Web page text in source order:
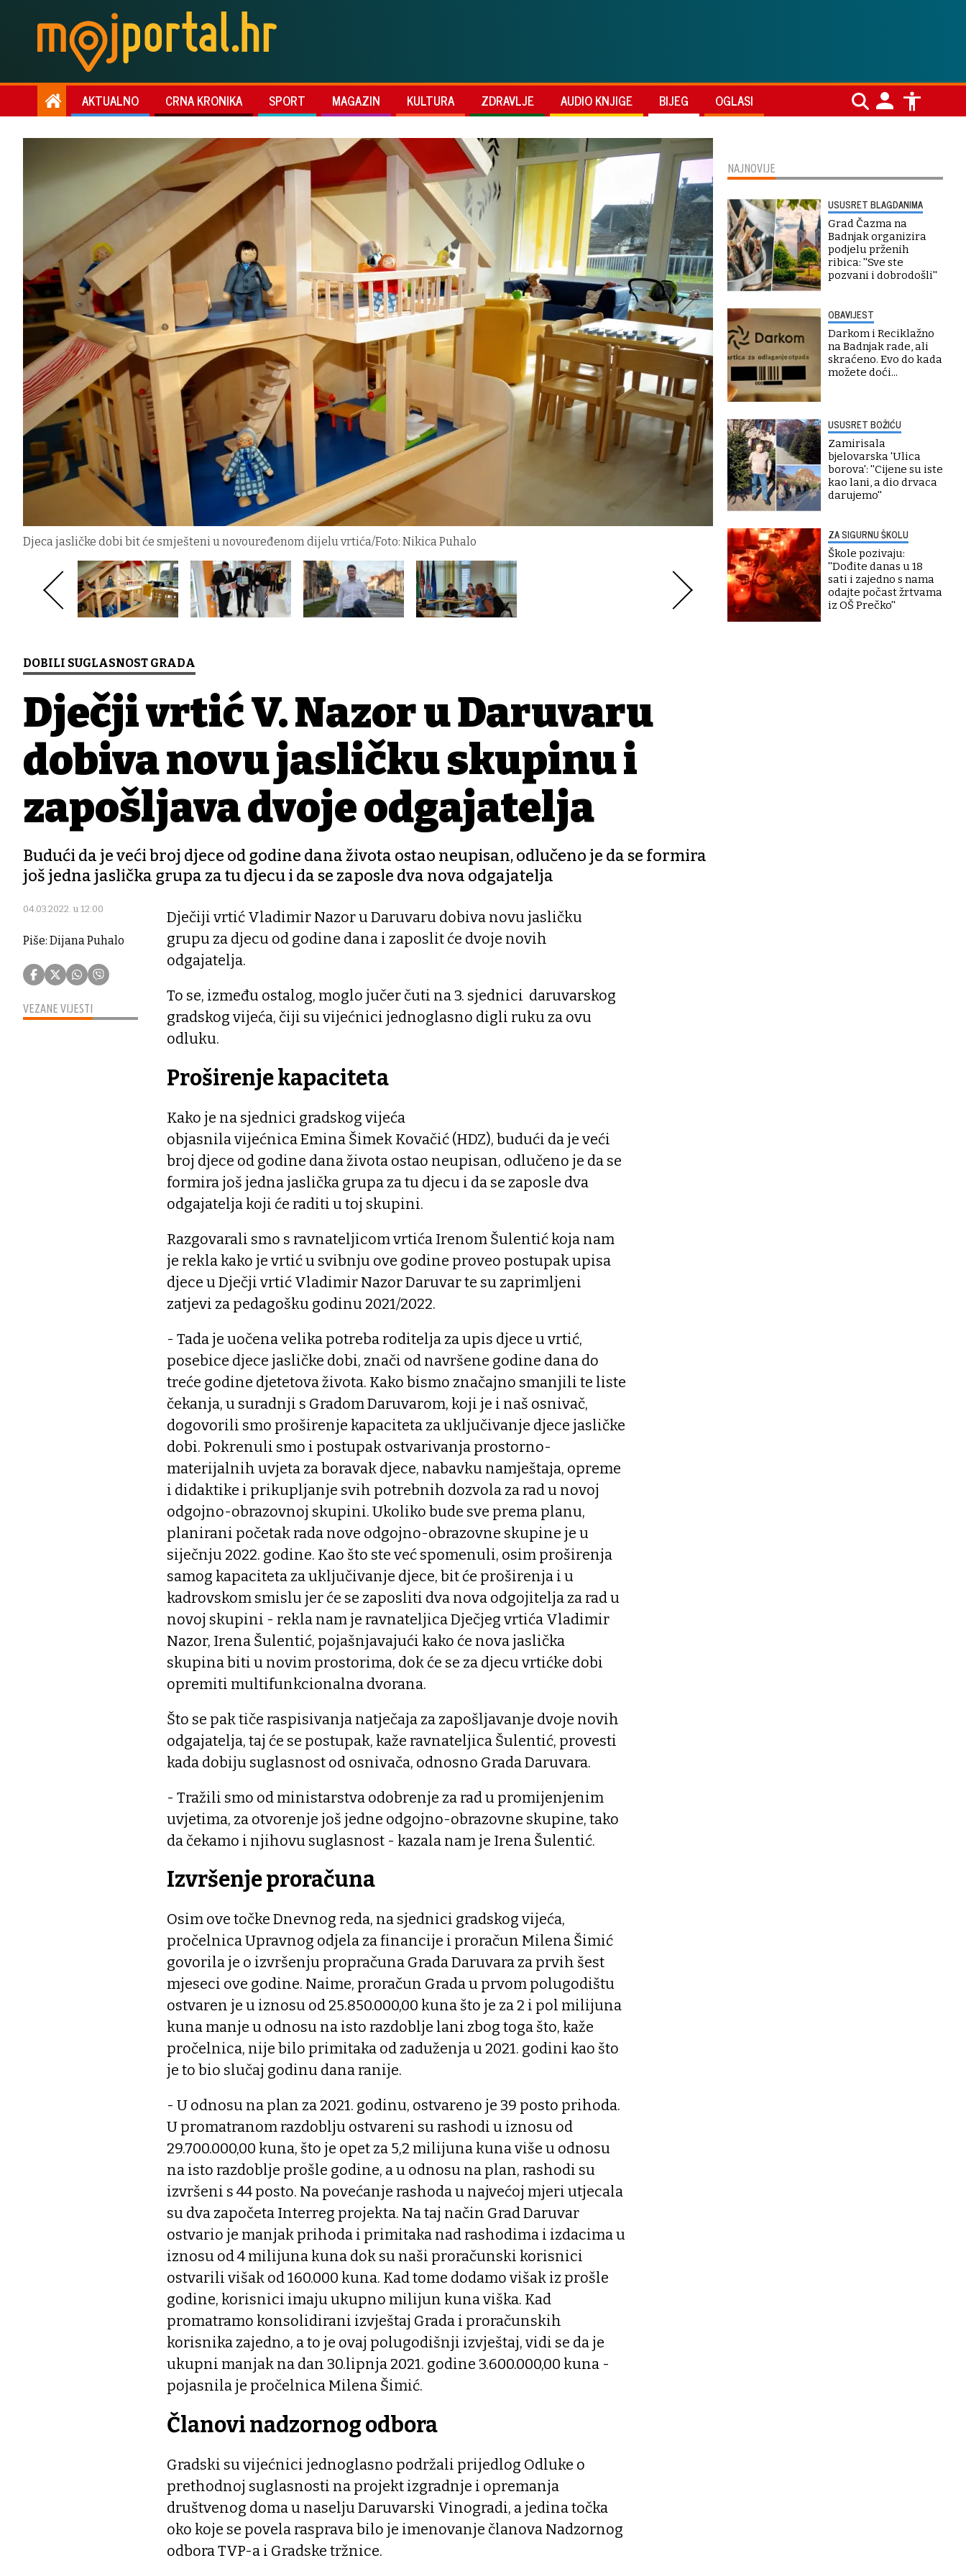
AKTUALNO CRNA KRONIKA SPORT MAGAZIN KULTURA ZDRAVLJE AUDIO KNJIGE BIJEG OGLASI
Djeca jasličke dobi bit će smješteni u novouređenom dijelu vrtića/Foto: Nikica Puhalo
DOBILI SUGLASNOST GRADA
Dječji vrtić V. Nazor u Daruvaru
dobiva novu jasličku skupinu i
zapošljava dvoje odgajatelja
Budući da je veći broj djece od godine dana života ostao neupisan, odlučeno je da se formira
još jedna jaslička grupa za tu djecu i da se zaposle dva nova odgajatelja
04.03.2022. u 12:00
Piše: Dijana Puhalo
VEZANE VIJESTI
Dječiji vrtić Vladimir Nazor u Daruvaru dobiva novu jasličku
grupu za djecu od godine dana i zaposlit će dvoje novih
odgajatelja.
To se, između ostalog, moglo jučer čuti na 3. sjednici daruvarskog
gradskog vijeća, čiji su vijećnici jednoglasno digli ruku za ovu
odluku.
Proširenje kapaciteta
Kako je na sjednici gradskog vijeća
objasnila vijećnica Emina Šimek Kovačić (HDZ), budući da je veći
broj djece od godine dana života ostao neupisan, odlučeno je da se
formira još jedna jaslička grupa za tu djecu i da se zaposle dva
odgajatelja koji će raditi u toj skupini.
Razgovarali smo s ravnateljicom vrtića Irenom Šulentić koja nam
je rekla kako je vrtić u svibnju ove godine proveo postupak upisa
djece u Dječji vrtić Vladimir Nazor Daruvar te su zaprimljeni
zatjevi za pedagošku godinu 2021/2022.
- Tada je uočena velika potreba roditelja za upis djece u vrtić,
posebice djece jasličke dobi, znači od navršene godine dana do
treće godine djetetova života. Kako bismo značajno smanjili te liste
čekanja, u suradnji s Gradom Daruvarom, koji je i naš osnivač,
dogovorili smo proširenje kapaciteta za uključivanje djece jasličke
dobi. Pokrenuli smo i postupak ostvarivanja prostorno-
materijalnih uvjeta za boravak djece, nabavku namještaja, opreme
i didaktike i prikupljanje svih potrebnih dozvola za rad u novoj
odgojno-obrazovnoj skupini. Ukoliko bude sve prema planu,
planirani početak rada nove odgojno-obrazovne skupine je u
siječnju 2022. godine. Kao što ste već spomenuli, osim proširenja
samog kapaciteta za uključivanje djece, bit će proširenja i u
kadrovskom smislu jer će se zaposliti dva nova odgojitelja za rad u
novoj skupini - rekla nam je ravnateljica Dječjeg vrtića Vladimir
Nazor, Irena Šulentić, pojašnjavajući kako će nova jaslička
skupina biti u novim prostorima, dok će se za djecu vrtićke dobi
opremiti multifunkcionalna dvorana.
Što se pak tiče raspisivanja natječaja za zapošljavanje dvoje novih
odgajatelja, taj će se postupak, kaže ravnateljica Šulentić, provesti
kada dobiju suglasnost od osnivača, odnosno Grada Daruvara.
- Tražili smo od ministarstva odobrenje za rad u promijenjenim
uvjetima, za otvorenje još jedne odgojno-obrazovne skupine, tako
da čekamo i njihovu suglasnost - kazala nam je Irena Šulentić.
Izvršenje proračuna
Osim ove točke Dnevnog reda, na sjednici gradskog vijeća,
pročelnica Upravnog odjela za financije i proračun Milena Šimić
govorila je o izvršenju propračuna Grada Daruvara za prvih šest
mjeseci ove godine. Naime, proračun Grada u prvom polugodištu
ostvaren je u iznosu od 25.850.000,00 kuna što je za 2 i pol milijuna
kuna manje u odnosu na isto razdoblje lani zbog toga što, kaže
pročelnica, nije bilo primitaka od zaduženja u 2021. godini kao što
je to bio slučaj godinu dana ranije.
- U odnosu na plan za 2021. godinu, ostvareno je 39 posto prihoda.
U promatranom razdoblju ostvareni su rashodi u iznosu od
29.700.000,00 kuna, što je opet za 5,2 milijuna kuna više u odnosu
na isto razdoblje prošle godine, a u odnosu na plan, rashodi su
izvršeni s 44 posto. Na povećanje rashoda u najvećoj mjeri utjecala
su dva započeta Interreg projekta. Na taj način Grad Daruvar
ostvario je manjak prihoda i primitaka nad rashodima i izdacima u
iznosu od 4 milijuna kuna dok su naši proračunski korisnici
ostvarili višak od 160.000 kuna. Kad tome dodamo višak iz prošle
godine, korisnici imaju ukupno milijun kuna viška. Kad
promatramo konsolidirani izvještaj Grada i proračunskih
korisnika zajedno, a to je ovaj polugodišnji izvještaj, vidi se da je
ukupni manjak na dan 30.lipnja 2021. godine 3.600.000,00 kuna -
pojasnila je pročelnica Milena Šimić.
Članovi nadzornog odbora
Gradski su vijećnici jednoglasno podržali prijedlog Odluke o
prethodnoj suglasnosti na projekt izgradnje i opremanja
društvenog doma u naselju Daruvarski Vinogradi, a jedina točka
oko koje se povela rasprava bilo je imenovanje članova Nadzornog
odbora TVP-a i Gradske tržnice.
NAJNOVIJE
USUSRET BLAGDANIMA
Grad Čazma na
Badnjak organizira
podjelu prženih
ribica: ''Sve ste
pozvani i dobrodošli''
OBAVIJEST
Darkom i Reciklažno
na Badnjak rade, ali
skraćeno. Evo do kada
možete doći...
USUSRET BOŽIĆU
Zamirisala
bjelovarska 'Ulica
borova': ''Cijene su iste
kao lani, a dio drvaca
darujemo''
ZA SIGURNU ŠKOLU
Škole pozivaju:
''Dođite danas u 18
sati i zajedno s nama
odajte počast žrtvama
iz OŠ Prečko''